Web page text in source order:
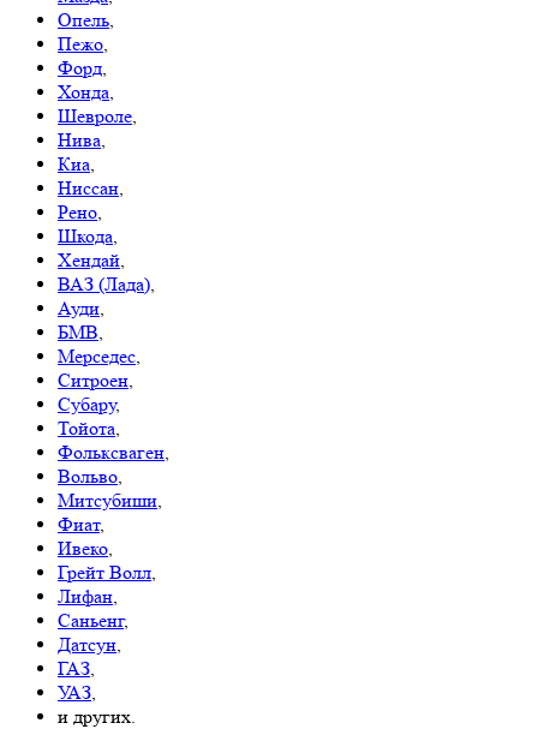
Опель,
Пежо,
Форд,
Хонда,
Шевроле,
Нива,
Киа,
Ниссан,
Рено,
Шкода,
Хендай,
ВАЗ (Лада),
Ауди,
БМВ,
Мерседес,
Ситроен,
Субару,
Тойота,
Фольксваген,
Вольво,
Митсубиши,
Фиат,
Ивеко,
Грейт Волл,
Лифан,
Саньенг,
Датсун,
ГАЗ,
УАЗ,
и других.